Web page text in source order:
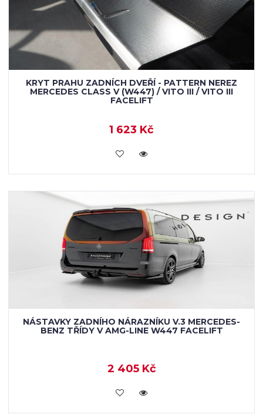
KRYT PRAHU ZADNÍCH DVEŘÍ - PATTERN NEREZ
MERCEDES CLASS V (W447) / VITO III / VITO III
FACELIFT
1 623 Kč
KOUPIT
NÁSTAVKY ZADNÍHO NÁRAZNÍKU V.3 MERCEDES-
BENZ TŘÍDY V AMG-LINE W447 FACELIFT
2 405 Kč
KOUPIT